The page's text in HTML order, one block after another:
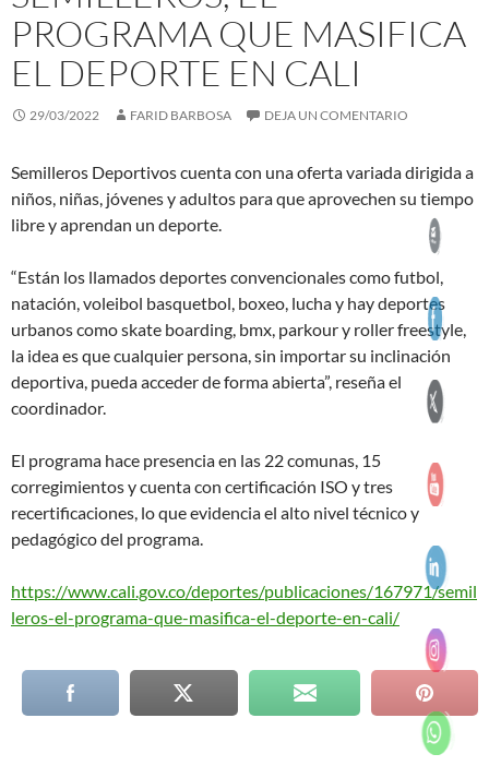
PROGRAMA QUE MASIFICA
EL DEPORTE EN CALI
29/03/2022 FARID BARBOSA DEJA UN COMENTARIO
Semilleros Deportivos cuenta con una oferta variada dirigida a
niños, niñas, jóvenes y adultos para que aprovechen su tiempo
libre y aprendan un deporte.
“Están los llamados deportes convencionales como futbol,
natación, voleibol basquetbol, boxeo, lucha y hay deportes
urbanos como skate boarding, bmx, parkour y roller freestyle,
la idea es que cualquier persona, sin importar su inclinación
deportiva, pueda acceder de forma abierta”, reseña el
coordinador.
El programa hace presencia en las 22 comunas, 15
corregimientos y cuenta con certificación ISO y tres
recertificaciones, lo que evidencia el alto nivel técnico y
pedagógico del programa.
https://www.cali.gov.co/deportes/publicaciones/167971/semil
leros-el-programa-que-masifica-el-deporte-en-cali/